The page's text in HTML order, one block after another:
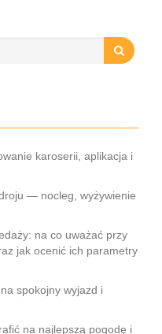
karoserii, aplikacja i
— nocleg, wyżywienie
na co uważać przy
jak ocenić ich parametry
spokojny wyjazd i
na najlepszą pogodę i